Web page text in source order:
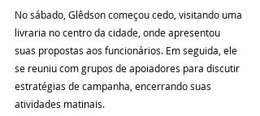
No sábado, Glêdson começou cedo, visitando uma
livraria no centro da cidade, onde apresentou
suas propostas aos funcionários. Em seguida, ele
se reuniu com grupos de apoiadores para discutir
estratégias de campanha, encerrando suas
atividades matinais.